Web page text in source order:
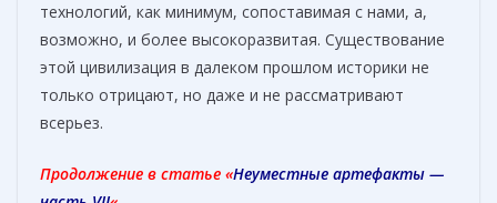
технологий, как минимум, сопоставимая с нами, а,
возможно, и более высокоразвитая. Существование
этой цивилизация в далеком прошлом историки не
только отрицают, но даже и не рассматривают
всерьез.
Продолжение в статье «Неуместные артефакты —